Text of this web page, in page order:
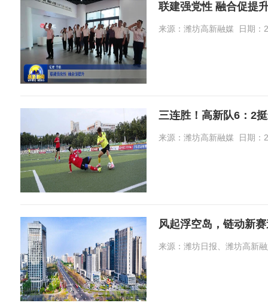
联建强党性 融合促提
来源：潍坊高新融媒 日期：
三连胜！高新队6：2
来源：潍坊高新融媒 日期：
风起浮空岛，链动新
来源：潍坊日报、潍坊高新